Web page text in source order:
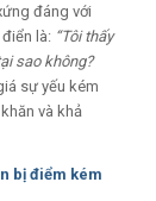
đáng với
là: “Tôi thấy
sao không?
sự yếu kém
và khả
bị điểm kém